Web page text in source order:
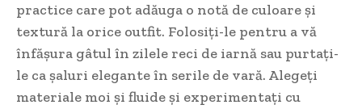
practice care pot adăuga o notă de culoare și
textură la orice outfit. Folosiți-le pentru a vă
înfășura gâtul în zilele reci de iarnă sau purtați-
le ca șaluri elegante în serile de vară. Alegeți
materiale moi și fluide și experimentați cu